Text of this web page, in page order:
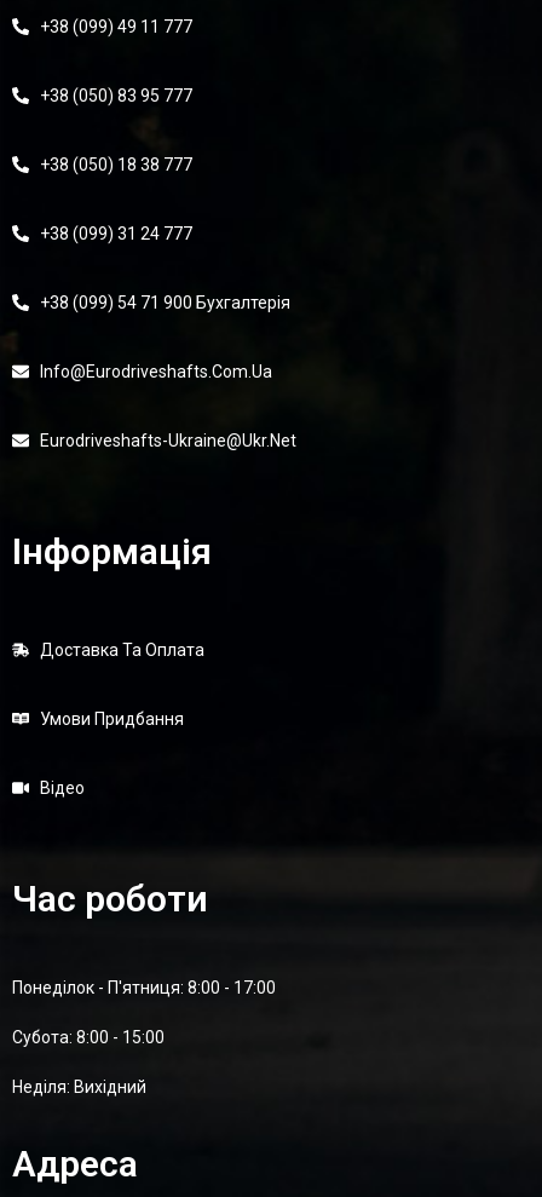
+38 (099) 49 11 777
+38 (050) 83 95 777
+38 (050) 18 38 777
+38 (099) 31 24 777
+38 (099) 54 71 900 Бухгалтерія
Info@eurodriveshafts.com.ua
Eurodriveshafts-Ukraine@ukr.net
Інформація
Доставка Та Оплата
Умови Придбання
Відео
Час роботи
Понеділок - П'ятниця: 8:00 - 17:00
Суботa: 8:00 - 15:00
Неділя: Вихідний
Адреса